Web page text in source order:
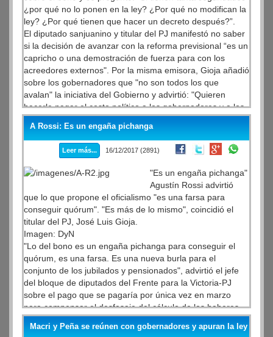
¿por qué no lo ponen en la ley? ¿Por qué no modifican la
ley? ¿Por qué tienen que hacer un decreto después?”.
El diputado sanjuanino y titular del PJ manifestó no saber
si la decisión de avanzar con la reforma previsional “es un
capricho o una demostración de fuerza para con los
acreedores externos". Por la misma emisora, Gioja añadió
sobre los gobernadores que "no son todos los que
avalan" la iniciativa del Gobierno y advirtió: "Quieren
hacerle pagar el costo político a los gobernadores y a los
diputados que voten, cuando el responsable absoluto es
el Poder Ejecutivo que manda este tipo de ley."
A Rossi: Es un engaña pichanga
Leer más... 16/12/2017 (2891)
"Es un engaña pichanga"
Agustín Rossi advirtió
que lo que propone el oficialismo "es una farsa para
conseguir quórum". "Es más de lo mismo", coincidió el
titular del PJ, José Luis Gioja.
Imagen: DyN
"Lo del bono es un engaña pichanga para conseguir el
quórum, es una farsa. Es una nueva burla para el
conjunto de los jubilados y pensionados", advirtió el jefe
del bloque de diputados del Frente para la Victoria-PJ
sobre el pago que se pagaría por única vez en marzo
para compensar el desfasaje del cálculo de los haberes
previsionales con el actual sistema y el que impulsa el
Gobierno. En la misma línea, el presidente del Partido
Macri y Peña se reúnen con gobernadores y apuran la ley